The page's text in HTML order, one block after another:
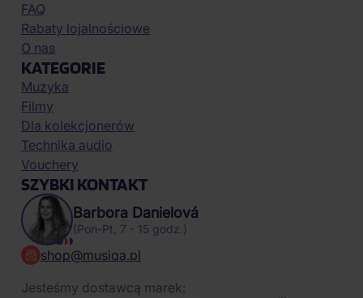
FAQ
Rabaty lojalnościowe
O nas
KATEGORIE
Muzyka
Filmy
Dla kolekcjonerów
Technika audio
Vouchery
SZYBKI KONTAKT
Barbora Danielová
(Pon-Pt, 7 - 15 godz.)
shop@musiqa.pl
Jesteśmy dostawcą marek: